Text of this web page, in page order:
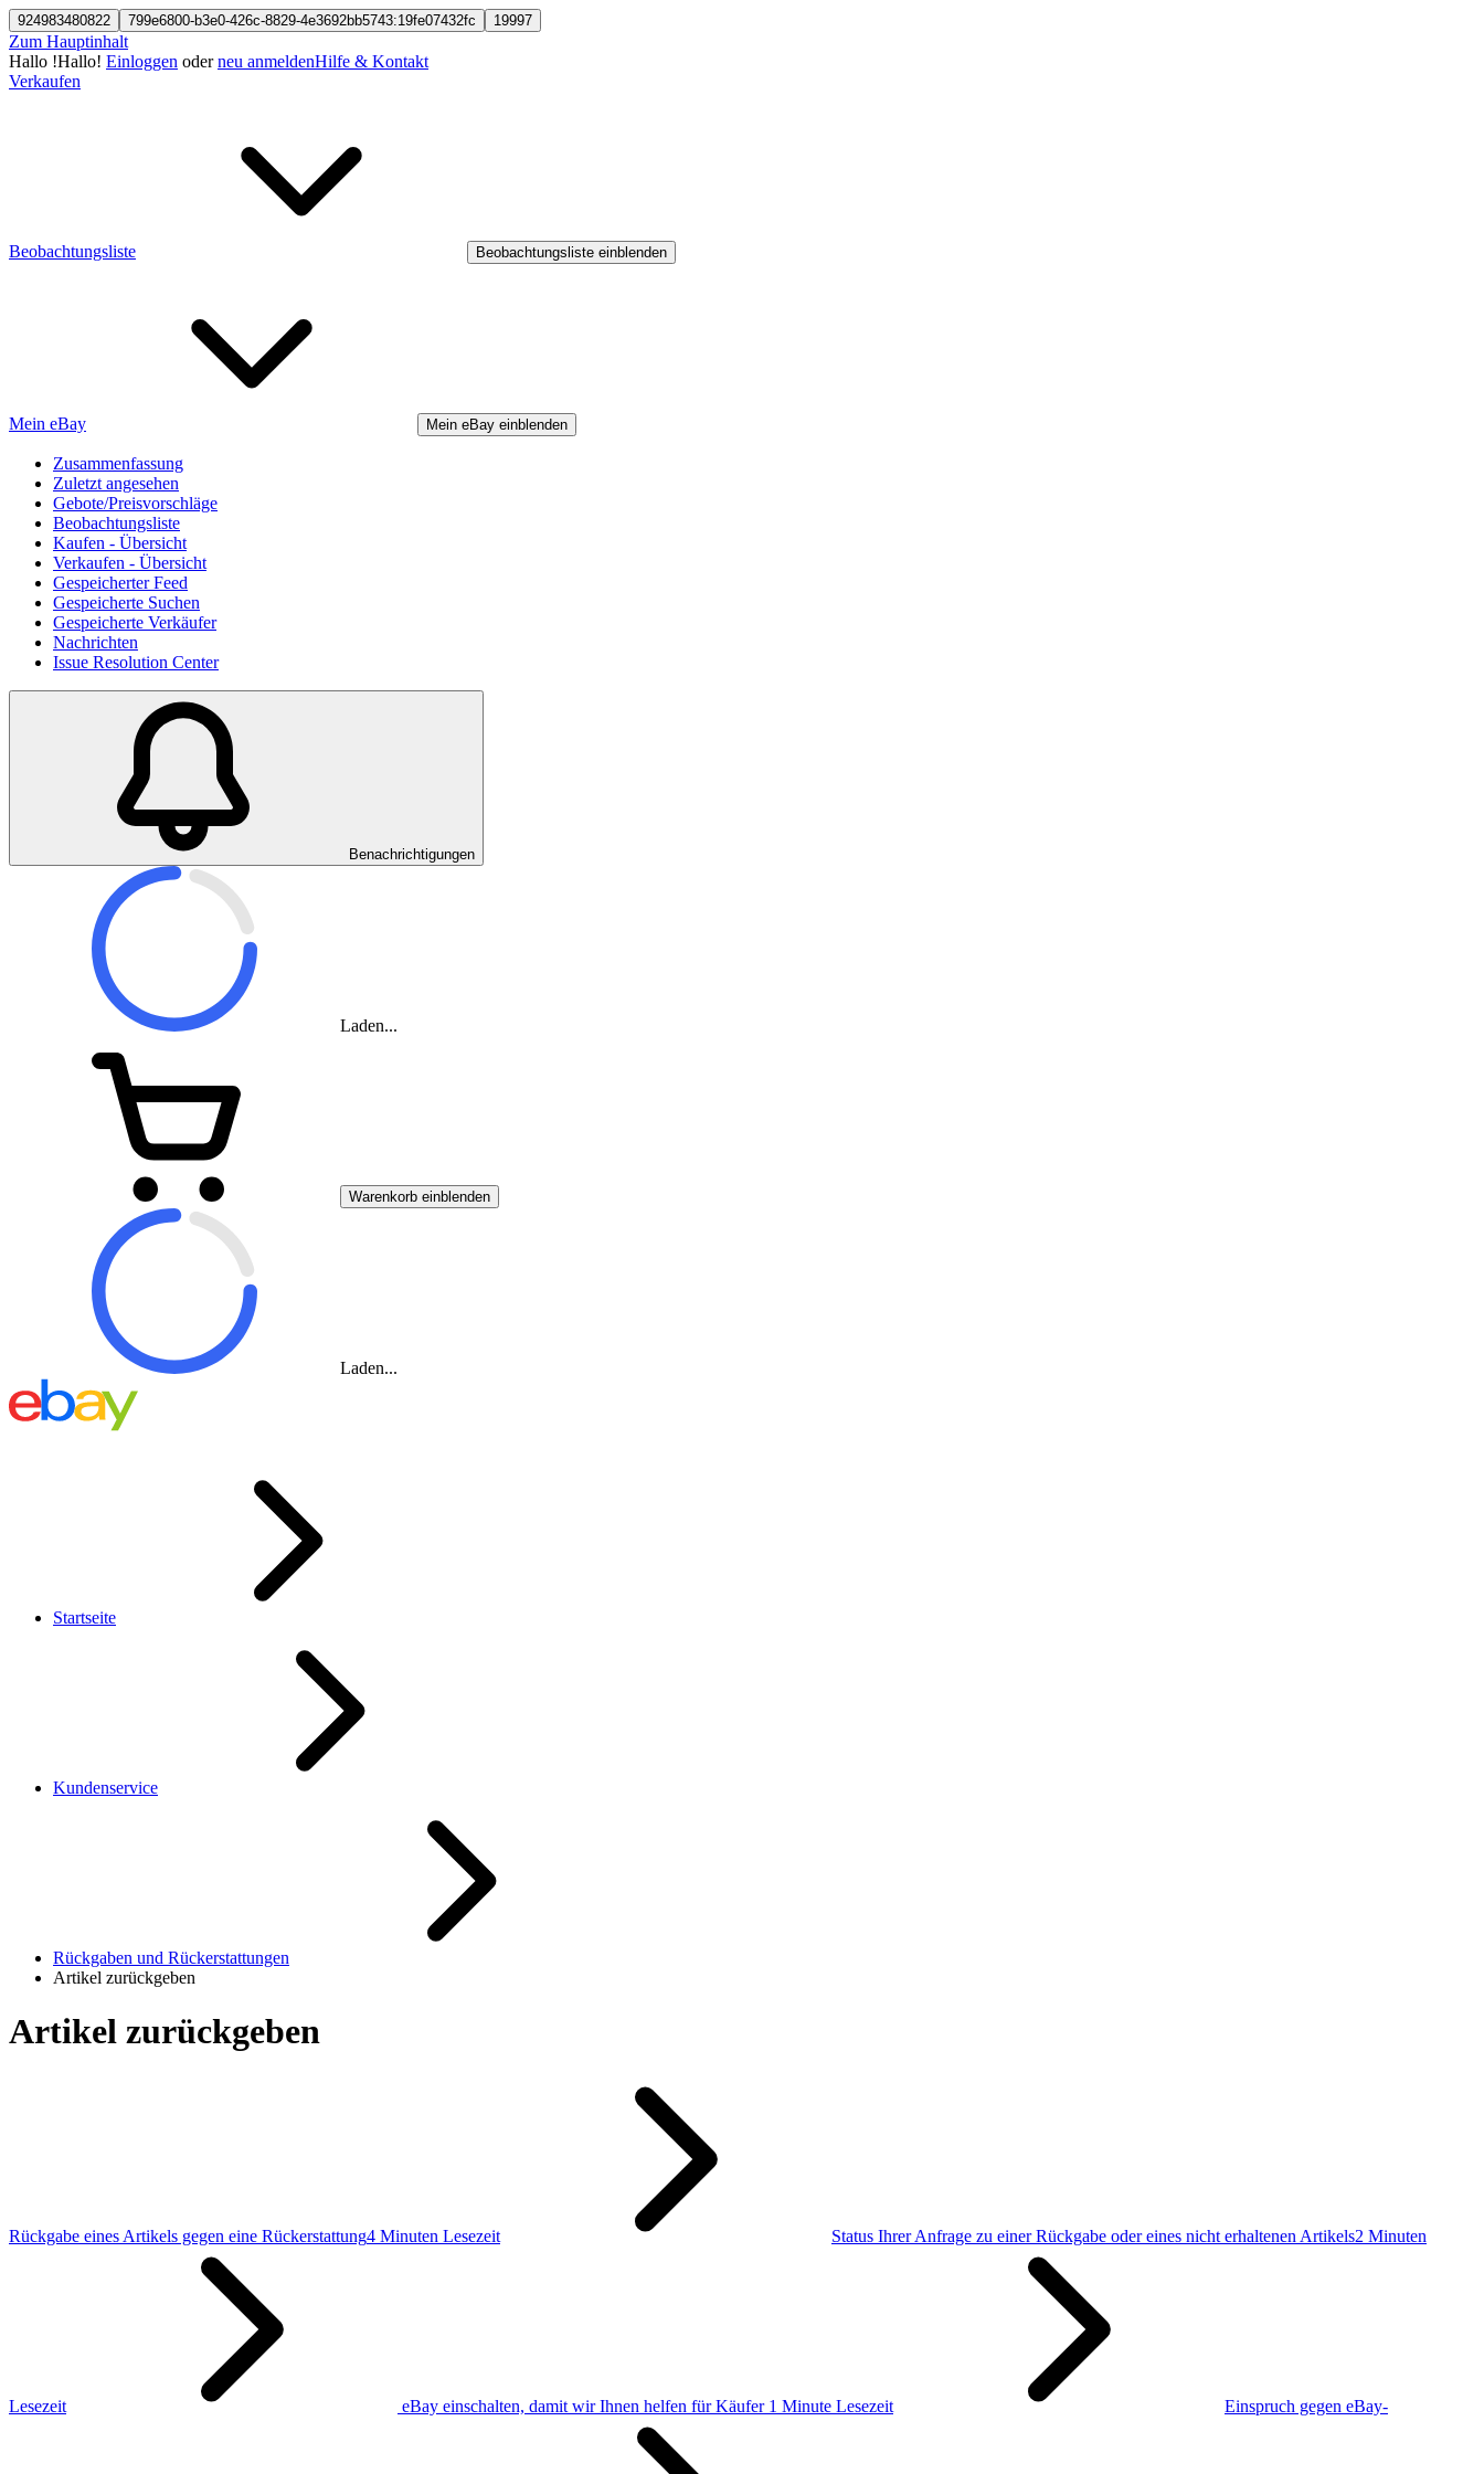
924983480822 799e6800-b3e0-426c-8829-4e3692bb5743:19fe07432fc 19997
Zum Hauptinhalt
Hallo !Hallo! Einloggen oderneu anmeldenHilfe & Kontakt
Verkaufen
Beobachtungsliste Beobachtungsliste einblenden
Mein eBay Mein eBay einblenden
Zusammenfassung
Zuletzt angesehen
Gebote/Preisvorschläge
Beobachtungsliste
Kaufen - Übersicht
Verkaufen - Übersicht
Gespeicherter Feed
Gespeicherte Suchen
Gespeicherte Verkäufer
Nachrichten
Issue Resolution Center
Benachrichtigungen
Laden...
Warenkorb einblenden
Laden...
Startseite
Kundenservice
Rückgaben und Rückerstattungen
Artikel zurückgeben
Artikel zurückgeben
Rückgabe eines Artikels gegen eine Rückerstattung4 Minuten Lesezeit Status Ihrer Anfrage zu einer Rückgabe oder eines nicht erhaltenen Artikels2 Minuten
Lesezeit eBay einschalten, damit wir Ihnen helfen für Käufer 1 Minute Lesezeit Einspruch gegen eBay-